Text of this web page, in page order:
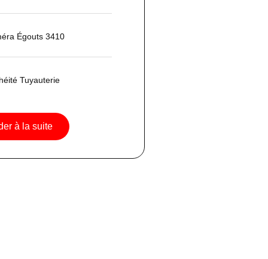
Égouts 3410
Tuyauterie
à la suite